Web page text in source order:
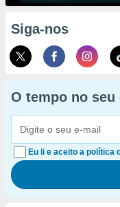
Siga-nos
O tempo no seu
Eu li e aceito a política